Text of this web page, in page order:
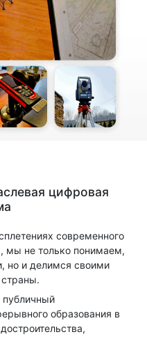
цифровая
современного
мы не только понимаем,
но и делимся своими
образования в